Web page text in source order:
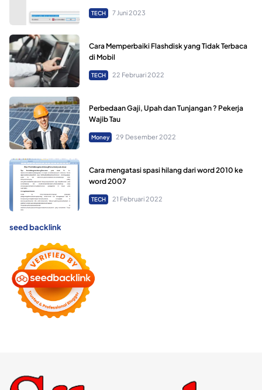
TECH 7 Juni 2023
Cara Memperbaiki Flashdisk yang Tidak Terbaca
di Mobil
TECH 22 Februari 2022
Perbedaan Gaji, Upah dan Tunjangan ? Pekerja
Wajib Tau
Money 29 Desember 2022
Cara mengatasi spasi hilang dari word 2010 ke
word 2007
TECH 21 Februari 2022
seed backlink